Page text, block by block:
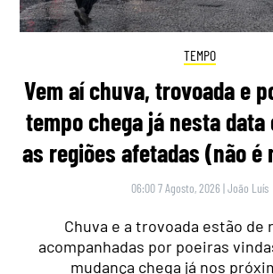
TEMPO
Vem aí chuva, trovoada e
tempo chega já nesta data
as regiões afetadas (não é
06:00 7 Agosto, 2026 |João Luís
Chuva e a trovoada estão de
acompanhadas por poeiras
mudança chega já nos